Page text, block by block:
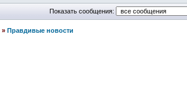
Показать сообщения:
» Правдивые новости